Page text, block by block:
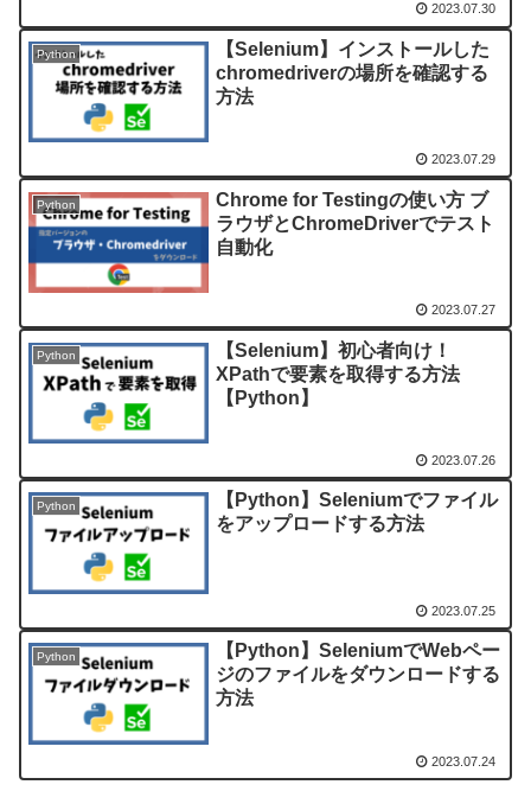
2023.07.30
Python
【Selenium】インストールした
chromedriverの場所を確認する
方法
2023.07.29
Python
Chrome for Testingの使い方 ブ
ラウザとChromeDriverでテスト
自動化
2023.07.27
Python
【Selenium】初心者向け！
XPathで要素を取得する方法
【Python】
2023.07.26
Python
【Python】Seleniumでファイル
をアップロードする方法
2023.07.25
Python
【Python】SeleniumでWebペー
ジのファイルをダウンロードする
方法
2023.07.24